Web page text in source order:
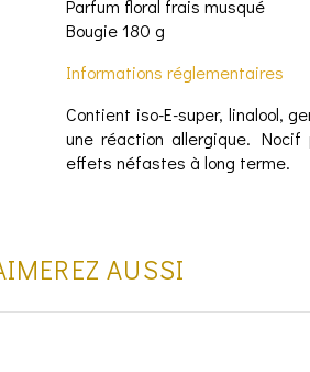
Parfum floral frais musqué
Bougie 180 g
Informations réglementaires
Contient iso-E-super, linalool,
une réaction allergique.
effets néfastes à long terme.
AUSSI